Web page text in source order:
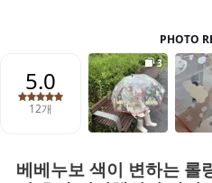
베베누보 색이 변하는 롤